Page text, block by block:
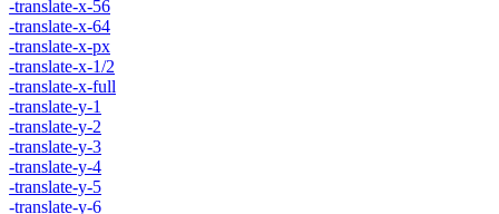
-translate-x-56
-translate-x-64
-translate-x-px
-translate-x-1/2
-translate-x-full
-translate-y-1
-translate-y-2
-translate-y-3
-translate-y-4
-translate-y-5
-translate-y-6